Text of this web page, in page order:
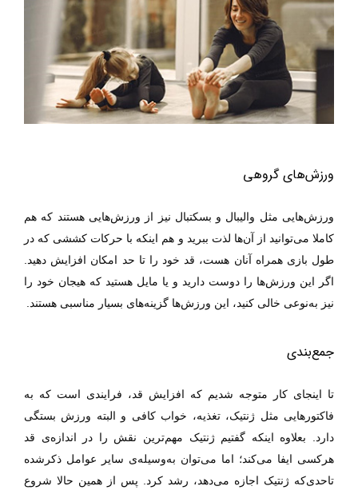
ورزش‌های گروهی
ورزش‌ها‌یی مثل والیبال و بسکتبال نیز از ورزش‌ها‌یی هستند که هم
کاملا می‌توانید از آن‌ها لذت ببرید و هم اینکه با حرکات کششی که در
طول بازی همراه آنان هست، قد خود را تا حد امکان افزایش دهید.
اگر این ورزش‌ها را دوست دارید و یا مایل هستید که هیجان خود را
نیز به‌نوعی خالی کنید، این ورزش‌ها گزینه‌ها‌ی بسیار مناسبی هستند.
جمع‌بندی
تا اینجا‌ی کار متوجه شدیم که افزایش قد، فرایندی است که به
فاکتور‌ها‌یی مثل ژنتیک، تغذیه، خواب کافی و البته ورزش بستگی
دارد. بعلاوه اینکه گفتیم ژنتیک مهم‌ترین نقش را در اندازه‌ی قد
هرکسی ایفا می‌کند؛ اما می‌توان به‌وسیله‌ی سایر عوامل ذکر‌شده
تاحدی‌که ژنتیک اجازه می‌دهد، رشد کرد. پس از همین حالا شروع